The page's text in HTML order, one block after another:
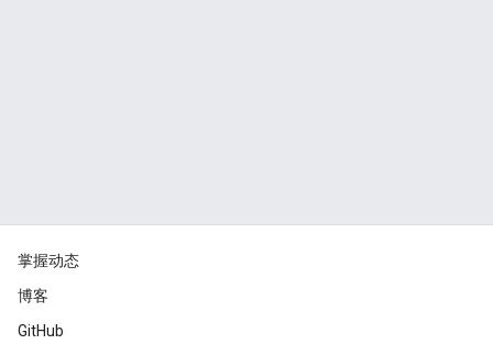
掌握动态
博客
GitHub